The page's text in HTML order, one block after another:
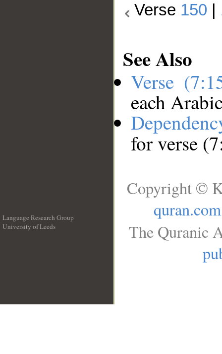
Verse 150
See Also
Verse
each
for verse
Language Research Group
University of Leeds
Copyright ©
quran.com
The Quranic